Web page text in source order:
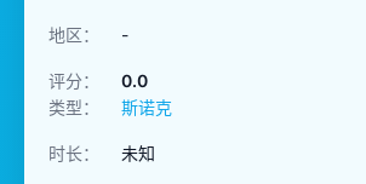
地区： -
评分：
0.0
类型：
斯诺克
时长： 未知